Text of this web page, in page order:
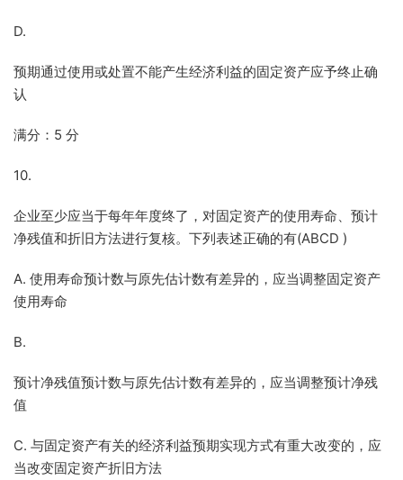
D.
预期通过使用或处置不能产生经济利益的固定资产应予终止确
认
满分：5 分
10.
企业至少应当于每年年度终了，对固定资产的使用寿命、预计
净残值和折旧方法进行复核。下列表述正确的有(ABCD )
A. 使用寿命预计数与原先估计数有差异的，应当调整固定资产
使用寿命
B.
预计净残值预计数与原先估计数有差异的，应当调整预计净残
值
C. 与固定资产有关的经济利益预期实现方式有重大改变的，应
当改变固定资产折旧方法